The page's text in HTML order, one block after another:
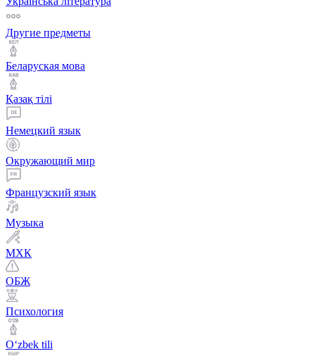
Другие предметы
Беларуская мова
Қазақ тiлi
Немецкий язык
Окружающий мир
Французский язык
Музыка
МХК
ОБЖ
Психология
Оʻzbek tili